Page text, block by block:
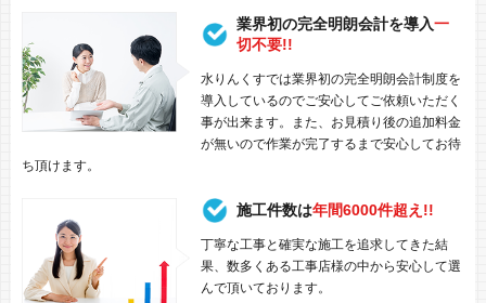
業界初の完全明朗会計を導入一
切不要!!
水りんくすでは業界初の完全明朗会計制度を
導入しているのでご安心してご依頼いただく
事が出来ます。また、お見積り後の追加料金
が無いので作業が完了するまで安心してお待
ち頂けます。
施工件数は年間6000件超え!!
丁寧な工事と確実な施工を追求してきた結
果、数多くある工事店様の中から安心して選
んで頂いております。